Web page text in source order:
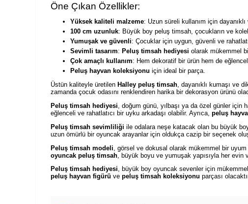
Öne Çıkan Özellikler:
Yüksek kaliteli malzeme: Uzun süreli kullanım için
100 cm uzunluk: Büyük boy peluş timsah, çocukların ve
Yumuşak ve güvenli: Çocuklar için uygun, güvenli ve
Sevimli tasarım: Peluş timsah hediyesi olarak mükemmel
Çok amaçlı kullanım: Hem dekoratif bir ürün hem de
Peluş hayvan koleksiyonu için ideal bir parça.
Üstün kaliteyle üretilen Halley peluş timsah, dayanıklı kumaşı ve
zamanda çocuk odasını renklendiren harika bir dekorasyon ürünü
Peluş timsah hediyesi , doğum günü, yılbaşı ya da özel günler için
eğlenceli ve rahatlatıcı bir uyku arkadaşı olabilir. Ayrıca, peluş
Peluş timsah sevimliliği ile odalara neşe katacak olan bu büyük
uzun ömürlü bir oyuncak arayanlar için oldukça cazip bir seçenek
Peluş timsah modeli , görsel ve dokusal olarak mükemmel bir uyum
oyuncak peluş timsah , büyük boyu ve yumuşak yapısıyla her evin
Peluş timsah hediyesi, büyük boy oyuncak sevenler için
peluş hayvan figürü ve peluş timsah koleksiyonu parçası